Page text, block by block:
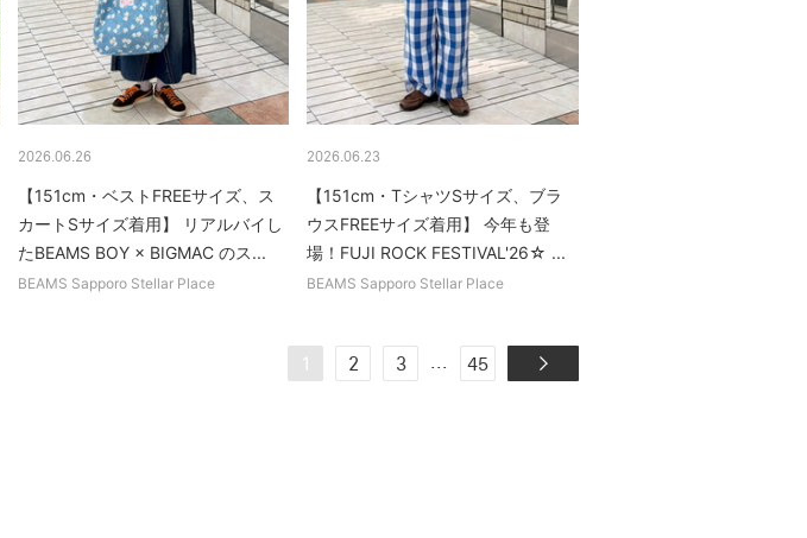
2026.06.26
【151cm・ベストFREEサイズ、ス
カートSサイズ着用】 リアルバイし
たBEAMS BOY × BIGMAC のス...
BEAMS Sapporo Stellar Place
2026.06.23
【151cm・TシャツSサイズ、ブラ
ウスFREEサイズ着用】 今年も登
場！FUJI ROCK FESTIVAL'26☆ ...
BEAMS Sapporo Stellar Place
1 2 3 ... 45